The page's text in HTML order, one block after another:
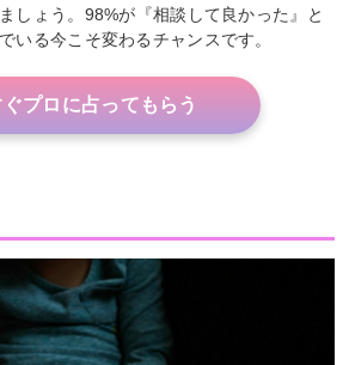
しょう。98%が『相談して良かった』と
いる今こそ変わるチャンスです。
プロに占ってもらう